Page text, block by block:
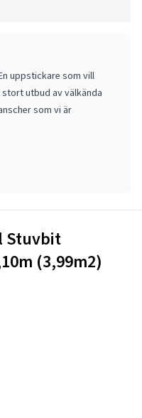
uppstickare som vill
utbud av välkända
som vi är
Stuvbit
(3,99m2)